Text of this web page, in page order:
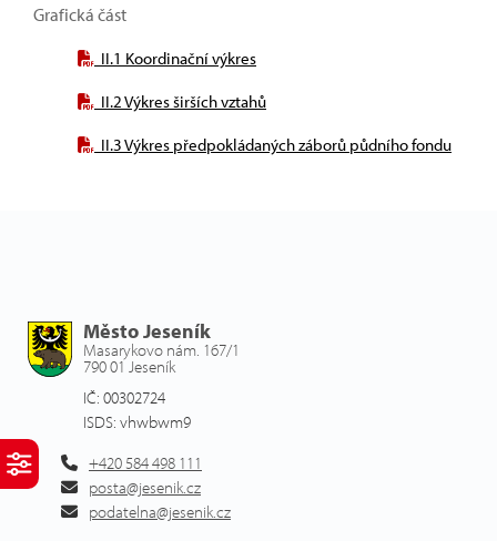
Grafická část
II.1 Koordinační výkres
II.2 Výkres širších vztahů
II.3 Výkres předpokládaných záborů půdního fondu
Město Jeseník
Masarykovo nám. 167/1
790 01 Jeseník
IČ: 00302724
ISDS: vhwbwm9
+420 584 498 111
posta@jesenik.cz
podatelna@jesenik.cz